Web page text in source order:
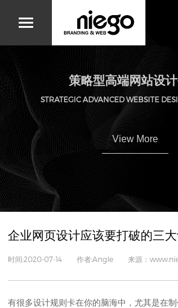
策略型高端网站设
STRATEGIC ADVANCED WEBSITE
View More
企业网页设计应该要打破的三
时间:2020-07-14 作者:Angle 来源：
有很多设计规则卡在你的脑海中，尤其是在